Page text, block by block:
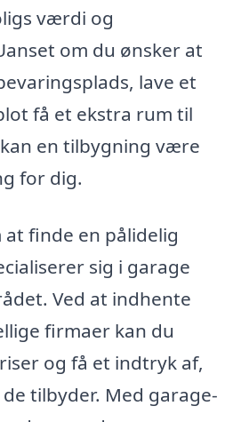
værdi og
om du ønsker at
lave et
få et ekstra rum til
en tilbygning være
for dig.
finde en pålidelig
sig i garage
Ved at indhente
firmaer kan du
og få et indtryk af,
tilbyder. Med garage-